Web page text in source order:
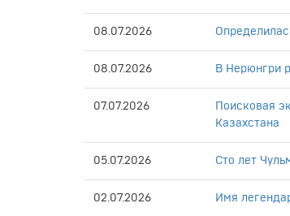
08.07.2026
08.07.2026 В Нерюнгри
07.07.2026
Поисковая
Казахстана
05.07.2026 Сто лет
02.07.2026 Имя